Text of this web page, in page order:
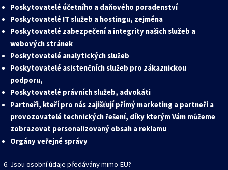
Poskytovatelé účetního a daňového poradenství
Poskytovatelé IT služeb a hostingu, zejména
Poskytovatelé zabezpečení a integrity našich služeb a
webových stránek
Poskytovatelé analytických služeb
Poskytovatelé asistenčních služeb pro zákaznickou
podporu,
Poskytovatelé právních služeb, advokáti
Partneři, kteří pro nás zajišťují přímý marketing a partneři a
provozovatelé technických řešení, díky kterým Vám můžeme
zobrazovat personalizovaný obsah a reklamu
Orgány veřejné správy
Jsou osobní údaje předávány mimo EU?